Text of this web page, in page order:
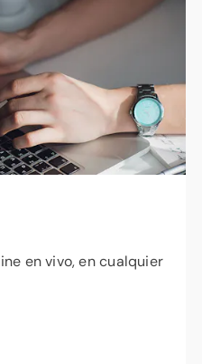
en vivo, en cualquier